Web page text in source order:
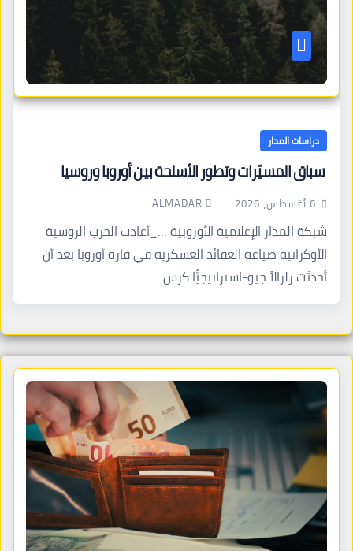
دراسات المدار
سباق المسيّرات وتطور الأسلحة بين أوروبا وروسيا
6 أغسطس، 2026 ALMADAR
شبكة المدار الإعلامية الأوروبية …_أعادت الحرب الروسية
الأوكرانية صياغة العقائد العسكرية في قارة أوروبا بعد أن
أحدثت زلزالاً جيو-استراتيجيًّا كرس…